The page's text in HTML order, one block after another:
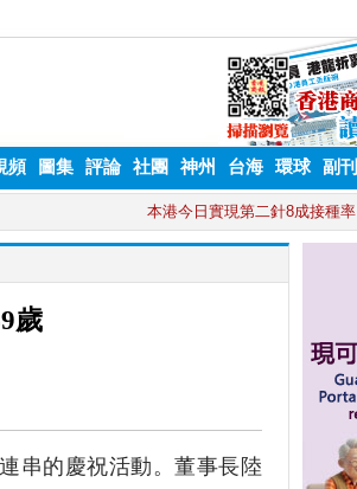
頻 圖集 評論 社團 神州 台海 環球 副刊
歲
串的慶祝活動。董事長陸